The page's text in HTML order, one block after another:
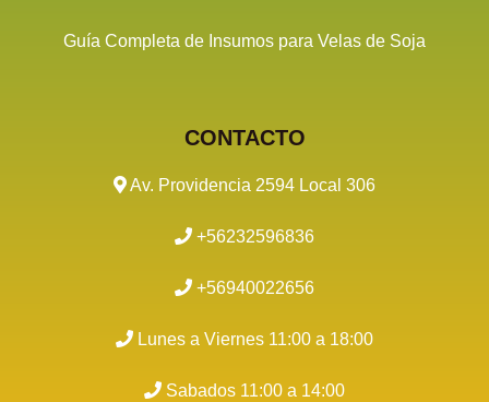
Guía Completa de Insumos para Velas de Soja
CONTACTO
Av. Providencia 2594 Local 306
+56232596836
+56940022656
Lunes a Viernes 11:00 a 18:00
Sabados 11:00 a 14:00